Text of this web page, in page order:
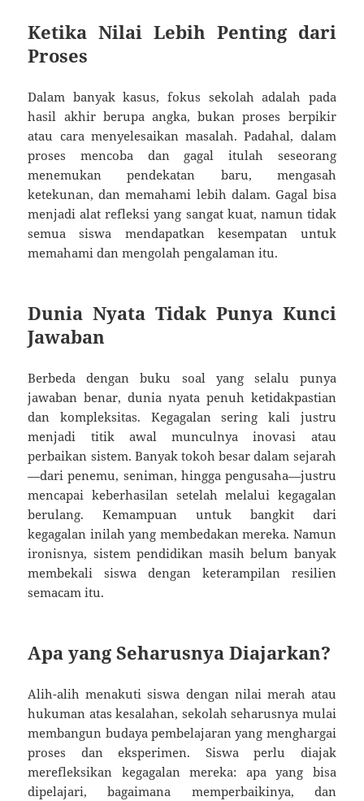
Ketika Nilai Lebih Penting dari
Proses
Dalam banyak kasus, fokus sekolah adalah pada
hasil akhir berupa angka, bukan proses berpikir
atau cara menyelesaikan masalah. Padahal, dalam
proses mencoba dan gagal itulah seseorang
menemukan pendekatan baru, mengasah
ketekunan, dan memahami lebih dalam. Gagal bisa
menjadi alat refleksi yang sangat kuat, namun tidak
semua siswa mendapatkan kesempatan untuk
memahami dan mengolah pengalaman itu.
Dunia Nyata Tidak Punya Kunci
Jawaban
Berbeda dengan buku soal yang selalu punya
jawaban benar, dunia nyata penuh ketidakpastian
dan kompleksitas. Kegagalan sering kali justru
menjadi titik awal munculnya inovasi atau
perbaikan sistem. Banyak tokoh besar dalam sejarah
—dari penemu, seniman, hingga pengusaha—justru
mencapai keberhasilan setelah melalui kegagalan
berulang. Kemampuan untuk bangkit dari
kegagalan inilah yang membedakan mereka. Namun
ironisnya, sistem pendidikan masih belum banyak
membekali siswa dengan keterampilan resilien
semacam itu.
Apa yang Seharusnya Diajarkan?
Alih-alih menakuti siswa dengan nilai merah atau
hukuman atas kesalahan, sekolah seharusnya mulai
membangun budaya pembelajaran yang menghargai
proses dan eksperimen. Siswa perlu diajak
merefleksikan kegagalan mereka: apa yang bisa
dipelajari, bagaimana memperbaikinya, dan